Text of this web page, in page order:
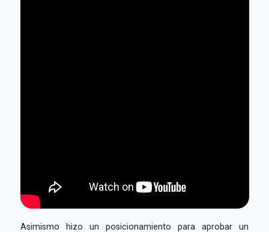
Asimismo hizo un posicionamiento para aprobar un